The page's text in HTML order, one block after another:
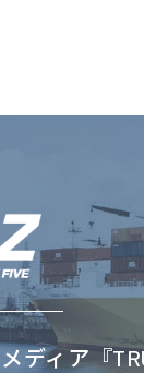
ディア『